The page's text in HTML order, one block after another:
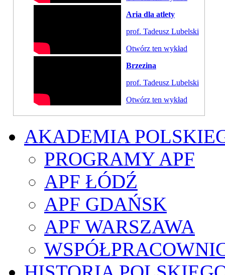
Aria dla atlety
prof. Tadeusz Lubelski
Otwórz ten wykład
Brzezina
prof. Tadeusz Lubelski
Otwórz ten wykład
AKADEMIA
PROGRAMY APF
APF ŁÓDŹ
APF GDAŃSK
APF WARSZAWA